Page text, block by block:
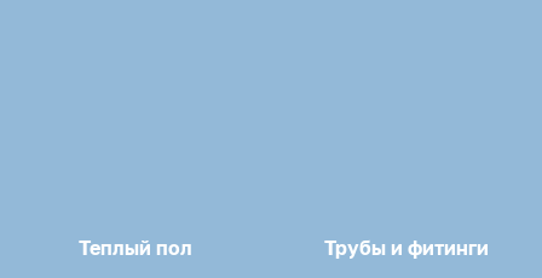
Теплый пол Трубы и фитинги